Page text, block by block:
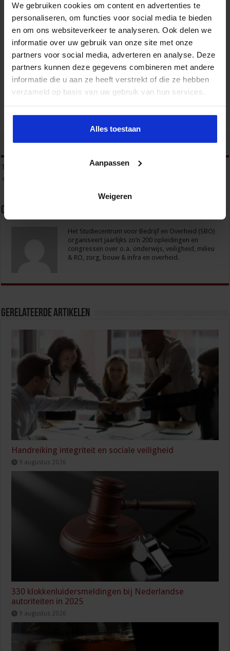
We gebruiken cookies om content en advertenties te
personaliseren, om functies voor social media te bieden
en om ons websiteverkeer te analyseren. Ook delen we
informatie over uw gebruik van onze site met onze
partners voor social media, adverteren en analyse. Deze
partners kunnen deze gegevens combineren met andere
informatie die u aan ze heeft verstrekt of die ze hebben
verzameld op basis van uw gebruik van hun services.
Alles toestaan
Aanpassen
Weigeren
Opleiding Adviseur zorg en veiligheid
Veiligheid
Gebouwbeheer en veiligheid
tweet
Tags JONGE AANWAS
Over sbo
Het Studiecentrum voor Bedrijf en Overheid (SBO)
organiseert jaarlijks zo’n 200 opleidingen en
congressen over o.a. onderwijs, veiligheid, milieu
& RO, zorg, bouw & infra en overheid.
Gerelateerde Artikelen
Handreiking integriteit en sociale veiligheid
9 augustus 2026
330 klokkenluidersmeldingen bij Nederlandse
autoriteiten in 2025
9 augustus 2026